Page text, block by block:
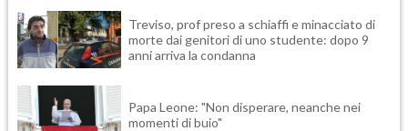
Treviso, prof preso a schiaffi e minacciato di
morte dai genitori di uno studente: dopo 9
anni arriva la condanna
Papa Leone: "Non disperare, neanche nei
momenti di buio"